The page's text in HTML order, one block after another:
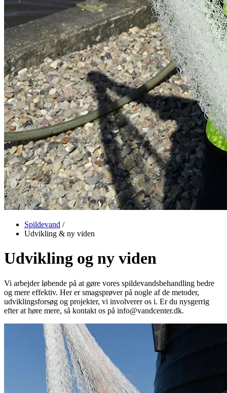
Spildevand /
Udvikling & ny viden
Udvikling og ny viden
Vi arbejder løbende på at gøre vores spildevandsbehandling bedre
og mere effektiv. Her er smagsprøver på nogle af de metoder,
udviklingsforsøg og projekter, vi involverer os i. Er du nysgerrig
efter at høre mere, så kontakt os på info@vandcenter.dk.